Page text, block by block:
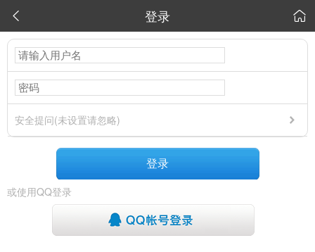
 登录 
安全提问(未设置请忽略)
登录
或使用QQ登录